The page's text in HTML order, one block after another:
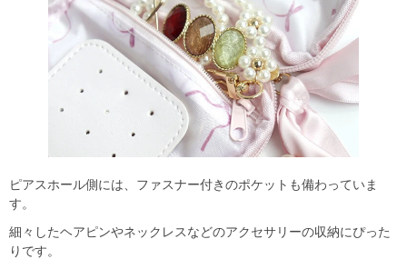
ピアスホール側には、ファスナー付きのポケットも備わっていま
す。
細々したヘアピンやネックレスなどのアクセサリーの収納にぴった
りです。